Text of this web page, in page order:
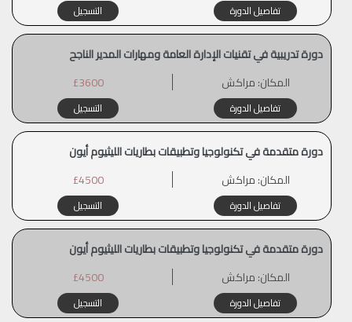
تفاصيل الدورة التسجيل
دورة تدريبية في تقنيات الإدارة العامة ومهارات المدير الناجح
المكان:مراكش £3600
تفاصيل الدورة التسجيل
دورة متقدمة في تكنولوجيا وتطبيقات بطاريات الليثيوم أيون
المكان:مراكش £4500
تفاصيل الدورة التسجيل
دورة متقدمة في تكنولوجيا وتطبيقات بطاريات الليثيوم أيون
المكان:مراكش £4500
تفاصيل الدورة التسجيل